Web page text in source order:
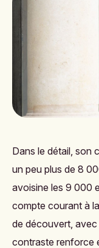
Dans le détail, son
un peu plus de 8
avoisine les 9 000
compte courant à
de découvert,
contraste renforce